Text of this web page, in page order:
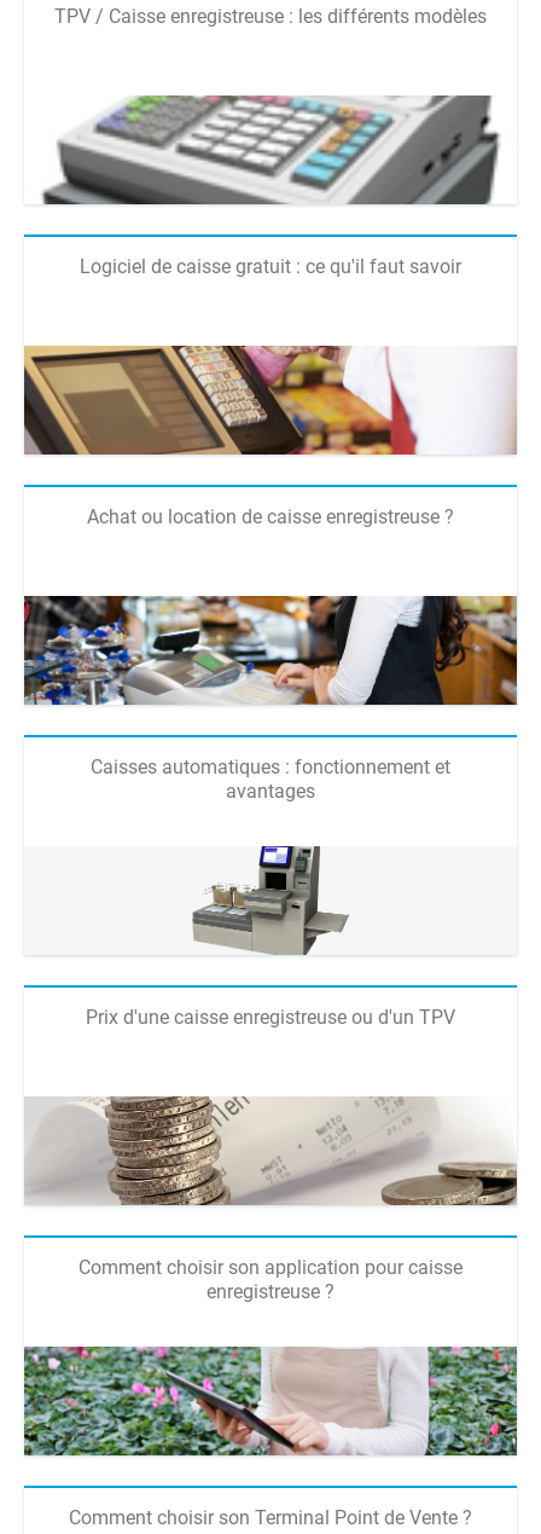
TPV / Caisse enregistreuse : les différents modèles
Logiciel de caisse gratuit : ce qu'il faut savoir
Achat ou location de caisse enregistreuse ?
Caisses automatiques : fonctionnement et
avantages
Prix d'une caisse enregistreuse ou d'un TPV
Comment choisir son application pour caisse
enregistreuse ?
Comment choisir son Terminal Point de Vente ?